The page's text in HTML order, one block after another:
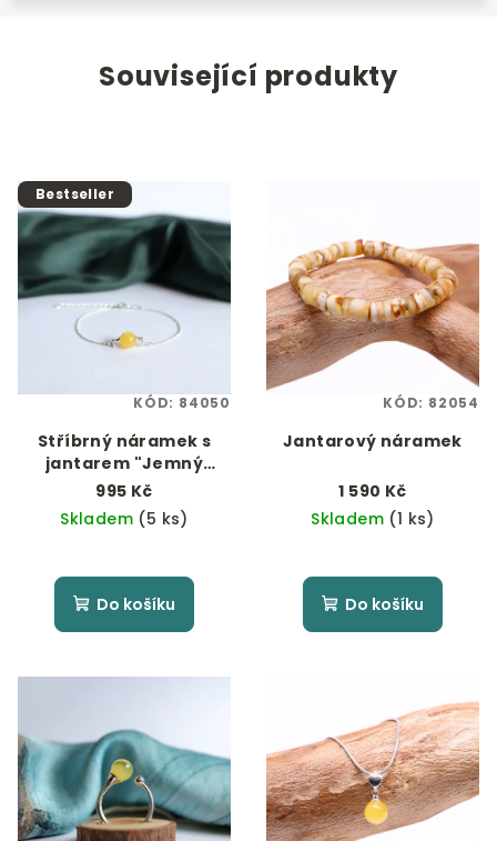
Související produkty
Bestseller
Stříbrný náramek s
jantarem "Jemný
dotek slunce"
995 Kč
Skladem (5 ks)
Do košíku
KÓD: 84050
Jantarový náramek
1 590 Kč
Skladem (1 ks)
Do košíku
KÓD: 82054